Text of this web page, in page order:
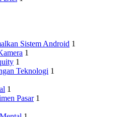
Sistem Android 1
1
1
Teknologi 1
1
Pasar 1